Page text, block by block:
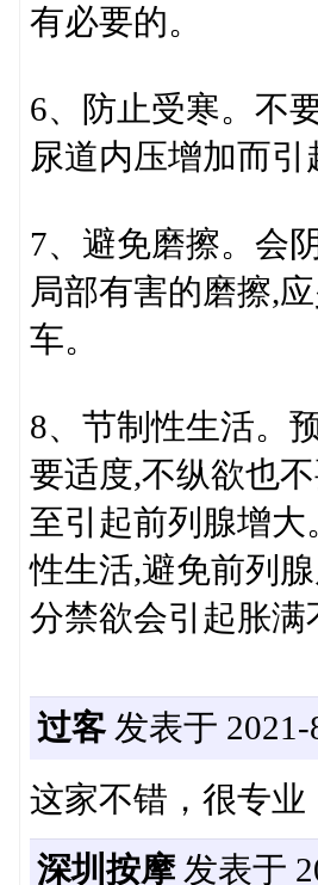
有必要的。
6、防止受寒。不
尿道内压增加而引
7、避免磨擦。会
局部有害的磨擦,
车。
8、节制性生活。
要适度,不纵欲也
至引起前列腺增
性生活,避免前列
分禁欲会引起胀
过客发表于 2021-
这家不错，很专
深圳按摩发表于